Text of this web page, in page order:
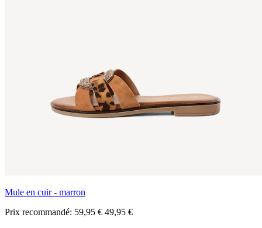
Mule en cuir - marron
Prix recommandé: 59,95 € 49,95 €